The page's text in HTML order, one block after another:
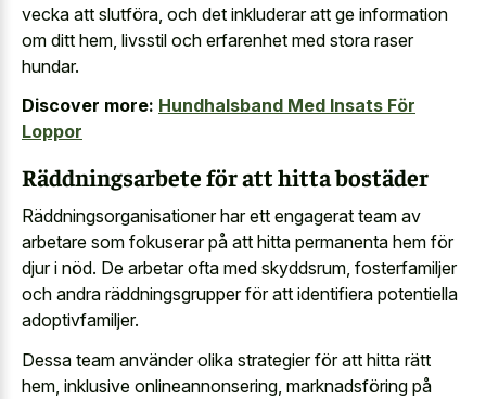
vecka att slutföra, och det inkluderar att ge information
om ditt hem, livsstil och erfarenhet med stora raser
hundar.
Discover more: Hundhalsband Med Insats För
Loppor
Räddningsarbete för att hitta bostäder
Räddningsorganisationer har ett engagerat team av
arbetare som fokuserar på att hitta permanenta hem för
djur i nöd. De arbetar ofta med skyddsrum, fosterfamiljer
och andra räddningsgrupper för att identifiera potentiella
adoptivfamiljer.
Dessa team använder olika strategier för att hitta rätt
hem, inklusive onlineannonsering, marknadsföring på